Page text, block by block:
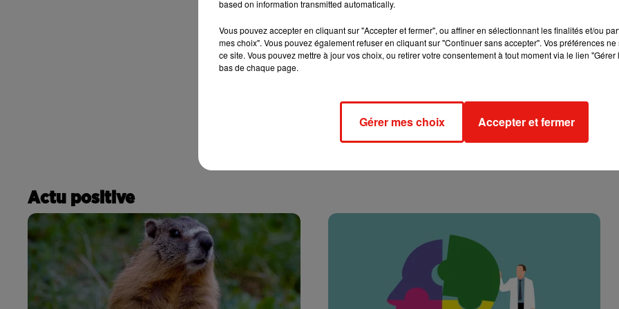
Actu positive
based on information transmitted automatically.
Vous pouvez accepter en cliquant sur "Accepter et fermer", ou affiner en sélectionnant les finalités et/ou
mes choix". Vous pouvez également refuser en cliquant sur "Continuer sans accepter". Vos préférences
ce site. Vous pouvez mettre à jour vos choix, ou retirer votre consentement à tout moment via le lien
bas de chaque page.
Gérer mes choix Accepter et fermer